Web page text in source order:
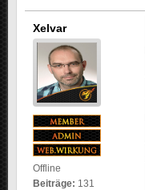
Xelvar
Offline
Beiträge: 131